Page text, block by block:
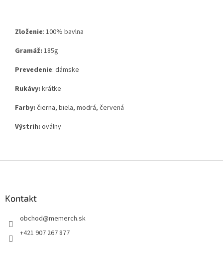
Zloženie: 100% bavlna
Gramáž: 185g
Prevedenie: dámske
Rukávy: krátke
Farby: čierna, biela, modrá, červená
Výstrih: oválny
Kontakt
obchod@memerch.sk
+421 907 267 877